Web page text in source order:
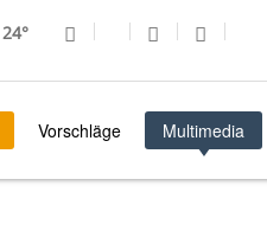
24°
Vorschläge Multimedia